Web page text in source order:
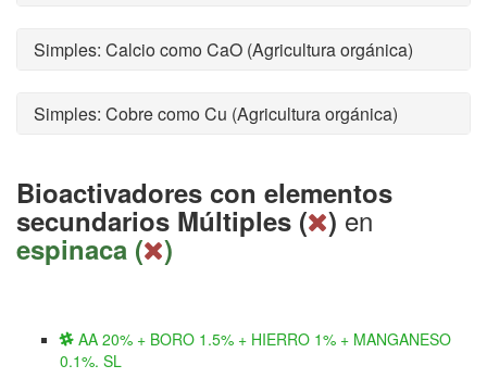
Simples: Calcio como CaO (Agricultura orgánica)
Simples: Cobre como Cu (Agricultura orgánica)
Bioactivadores con elementos
secundarios Múltiples ( ) en
espinaca ( )
AA 20% + BORO 1.5% + HIERRO 1% + MANGANESO
0.1%. SL